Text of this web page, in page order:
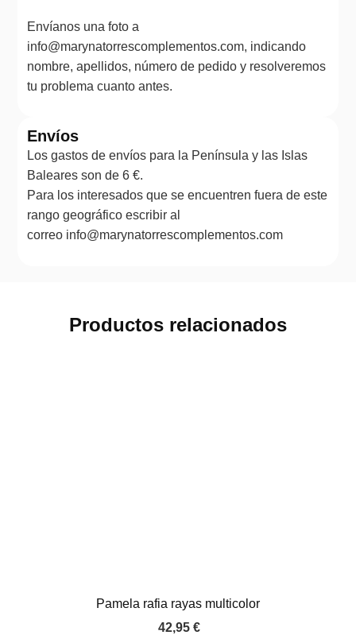
Envíanos una foto a
info@marynatorrescomplementos.com, indicando
nombre, apellidos, número de pedido y resolveremos
tu problema cuanto antes.
Envíos
Los gastos de envíos para la Península y las Islas
Baleares son de 6 €.
Para los interesados que se encuentren fuera de este
rango geográfico escribir al
correo info@marynatorrescomplementos.com
Productos relacionados
Pamela rafia rayas multicolor
42,95 €